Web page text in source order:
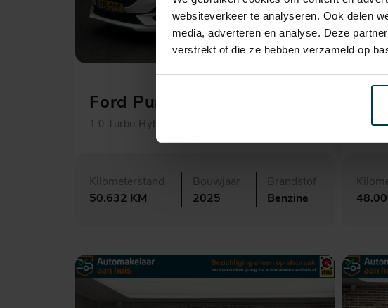
websiteverkeer te analyseren. Ook delen
media, adverteren en analyse. Deze
verstrekt of die ze hebben verzameld op
Ford Puma
1.0 Turbo Hybrid ST-Line X
Kilometerstand
50.632 KM
Bouwjaar
2025
Brandstof
Benzine
35